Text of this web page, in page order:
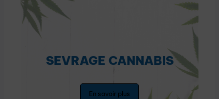
SEVRAGE CANNABIS
En savoir plus